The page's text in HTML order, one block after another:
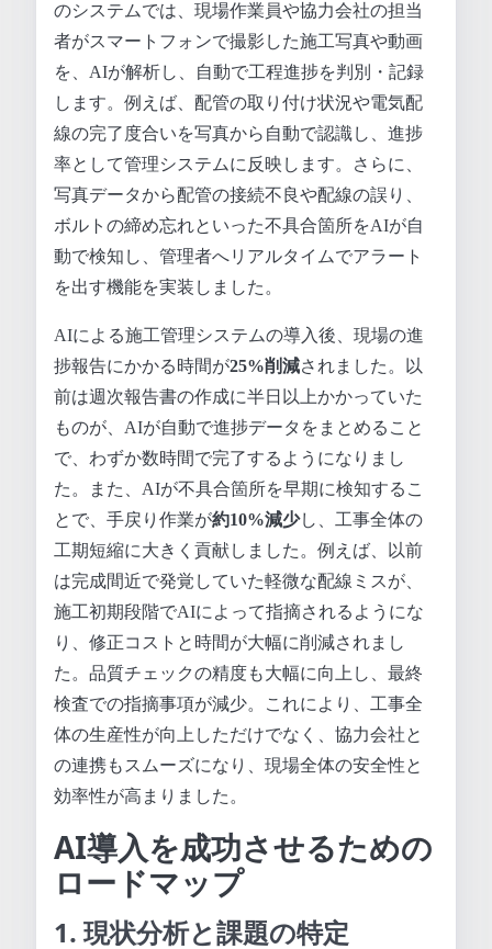
のシステムでは、現場作業員や協力会社の担当
者がスマートフォンで撮影した施工写真や動画
を、AIが解析し、自動で工程進捗を判別・記録
します。例えば、配管の取り付け状況や電気配
線の完了度合いを写真から自動で認識し、進捗
率として管理システムに反映します。さらに、
写真データから配管の接続不良や配線の誤り、
ボルトの締め忘れといった不具合箇所をAIが自
動で検知し、管理者へリアルタイムでアラート
を出す機能を実装しました。
AIによる施工管理システムの導入後、現場の進
捗報告にかかる時間が25%削減されました。以
前は週次報告書の作成に半日以上かかっていた
ものが、AIが自動で進捗データをまとめること
で、わずか数時間で完了するようになりまし
た。また、AIが不具合箇所を早期に検知するこ
とで、手戻り作業が約10%減少し、工事全体の
工期短縮に大きく貢献しました。例えば、以前
は完成間近で発覚していた軽微な配線ミスが、
施工初期段階でAIによって指摘されるようにな
り、修正コストと時間が大幅に削減されまし
た。品質チェックの精度も大幅に向上し、最終
検査での指摘事項が減少。これにより、工事全
体の生産性が向上しただけでなく、協力会社と
の連携もスムーズになり、現場全体の安全性と
効率性が高まりました。
AI導入を成功させるための
ロードマップ
1. 現状分析と課題の特定